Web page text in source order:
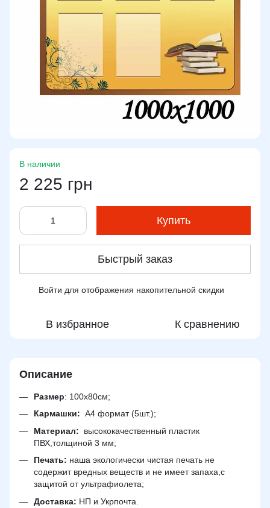
В наличии
2 225 грн
Купить
Быстрый заказ
Войти для отображения накопительной скидки
В избранное К сравнению
Описание
Размер: 100х80см;
Кармашки: А4 формат (5шт.);
Материал:
высококачественный пластик
ПВХ,толщиной 3 мм;
Печать: наша экологически чистая печать не
содержит вредных веществ и не имеет запаха,с
защитой от ультрафиолета;
Доставка: НП и Укрпочта.